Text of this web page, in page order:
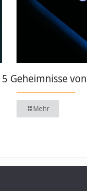
5 Geheimnisse
Mehr